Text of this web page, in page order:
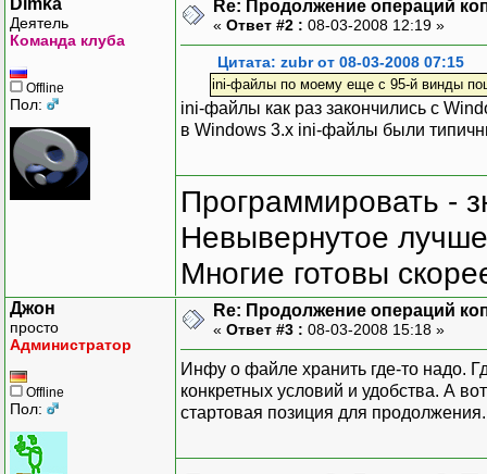
Деятель
Команда клуба
Offline
Пол:
Re: Продолжение операций
« Ответ #2 : 08-03-2008 12:19 »
Цитата: zubr от 08-03-2008 07:15
ini-файлы по моему еще с 95-й винды
ini-файлы как раз закончились с
в Windows 3.x ini-файлы были
Программировать -
Невывернутое
Многие готовы
Джон
просто
Администратор
Offline
Пол:
Re: Продолжение операций
« Ответ #3 : 08-03-2008 15:18 »
Инфу о файле хранить где-то надо.
конкретных условий и удобства. А
стартовая позиция для продолжения.